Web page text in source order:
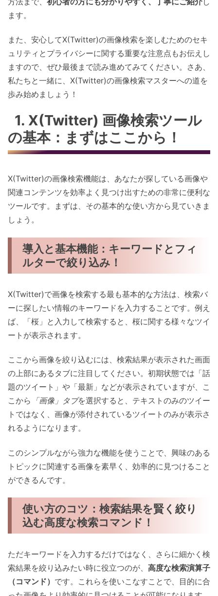
ます。
また、安心してX(Twitter)の画像検索を楽しむためのセキ
ュリティとプライバシーに関する重要な注意点もお伝えし
ますので、ぜひ最後まで読み進めてみてください。さあ、
私たちと一緒に、X(Twitter)の画像検索マスターへの道を
歩み始めましょう！
1. X(Twitter) 画像検索ツール
の基本：まずはここから！
X(Twitter)の画像検索機能は、あなたが探している画像や
関連コンテンツを効率よく見つけ出すための非常に便利な
ツールです。まずは、その基本的な使い方から見ていきま
しょう。
導入と基本機能：キーワードとフィ
ルターで絞り込み！
X(Twitter)で画像を検索する最も基本的な方法は、検索バ
ーに探したい情報のキーワードを入力することです。例え
ば、「桜」と入力して検索すると、桜に関する様々なツイ
ートが表示されます。
ここから画像を絞り込むには、検索結果が表示された画面
の上部にあるタブに注目してください。初期状態では「話
題のツイート」や「最新」などが表示されていますが、こ
こから 「画像」タブを選択すると、テキストのみのツイー
トではなく、画像が添付されているツイートのみが表示さ
れるようになります。
このシンプルながら強力な機能を使うことで、興味のある
トピックに関連する画像を素早く、効率的に見つけること
ができるんです。
使い方のコツ：検索結果を賢く絞り
込む高度な検索コマンド！
ただキーワードを入力するだけではなく、さらに細かく検
索結果を絞り込みたい時に役立つのが、 高度な検索演算子
（コマンド） です。これらを使いこなすことで、目的に合